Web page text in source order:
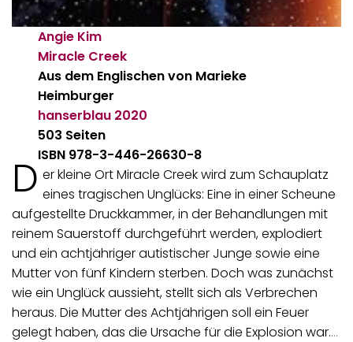
Angie Kim
Miracle Creek
Aus dem Englischen von Marieke
Heimburger
hanserblau 2020
503 Seiten
ISBN 978-3-446-26630-8
D er kleine Ort Miracle Creek wird zum Schauplatz
eines tragischen Unglücks: Eine in einer Scheune
aufgestellte Druckkammer, in der Behandlungen mit
reinem Sauerstoff durchgeführt werden, explodiert
und ein achtjähriger autistischer Junge sowie eine
Mutter von fünf Kindern sterben. Doch was zunächst
wie ein Unglück aussieht, stellt sich als Verbrechen
heraus. Die Mutter des Achtjährigen soll ein Feuer
gelegt haben, das die Ursache für die Explosion war.…